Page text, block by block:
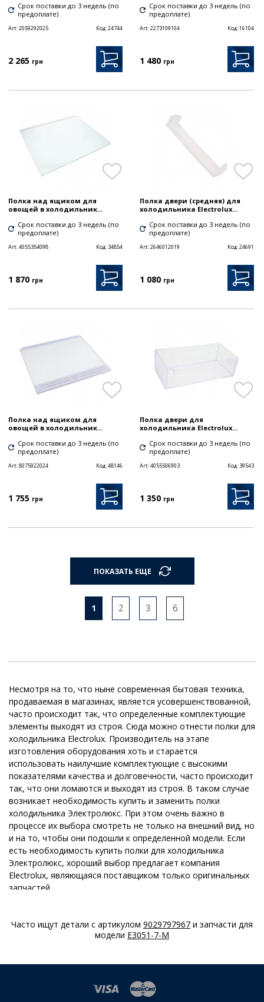
Срок поставки до 3 недель (по
предоплате)
Art:2059292025 Код:24744
2 265 грн
Срок поставки до 3 недель (по
предоплате)
Art:2273109104 Код:16104
1 480 грн
Полка над ящиком для
овощей в холодильник...
Срок поставки до 3 недель (по
предоплате)
Art:4055354098 Код: 34854
1 870 грн
Полка двери (средняя) для
холодильника Electrolux...
Срок поставки до 3 недель (по
предоплате)
Art:2646012019 Код:24691
1 080 грн
Полка над ящиком для
овощей в холодильник...
Срок поставки до 3 недель (по
предоплате)
Art:8075922024 Код:48146
1 755 грн
Полка двери для
холодильника Electrolux...
Срок поставки до 3 недель (по
предоплате)
Art:4055506903 Код: 39543
1 350 грн
ПОКАЗАТЬ ЕЩЕ
1 2 3 6
Несмотря на то, что ныне современная бытовая техника,
продаваемая в магазинах, является усовершенствованной,
часто происходит так, что определенные комплектующие
элементы выходят из строя. Сюда можно отнести полки для
холодильника Electrolux. Производитель на этапе
изготовления оборудования хоть и старается
использовать наилучшие комплектующие с высокими
показателями качества и долговечности, часто происходит
так, что они ломаются и выходят из строя. В таком случае
возникает необходимость купить и заменить полки
холодильника Электролюкс. При этом очень важно в
процессе их выбора смотреть не только на внешний вид, но
и на то, чтобы они подошли к определенной модели. Если
есть необходимость купить полки для холодильника
Электролюкс, хороший выбор предлагает компания
Electrolux, являющаяся поставщиком только оригинальных
запчастей.
Если вы решили приобрести полки для холодильников
Электролюкс, то в первую очередь стоит обратить
связано с тем, что разные бренды и марки могут
оснащаться совершенно разными комплектующими
элементами. Среди прочего вида полочек стоит обратить
Часто ищут детали с артикулом 9029797967 и запчасти для
модели E3051-7-M